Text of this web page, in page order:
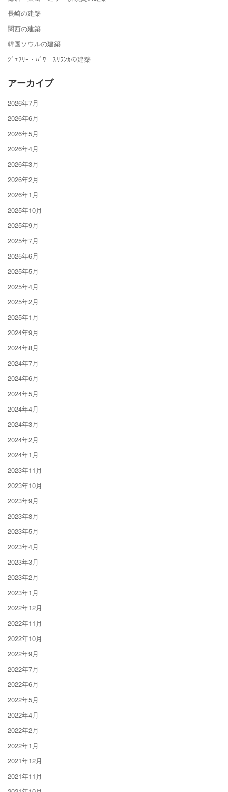
長崎の建築
関西の建築
韓国ソウルの建築
ｼﾞｪﾌﾘｰ・ﾊﾞﾜ ｽﾘﾗﾝｶの建築
アーカイブ
2026年7月
2026年6月
2026年5月
2026年4月
2026年3月
2026年2月
2026年1月
2025年10月
2025年9月
2025年7月
2025年6月
2025年5月
2025年4月
2025年2月
2025年1月
2024年9月
2024年8月
2024年7月
2024年6月
2024年5月
2024年4月
2024年3月
2024年2月
2024年1月
2023年11月
2023年10月
2023年9月
2023年8月
2023年5月
2023年4月
2023年3月
2023年2月
2023年1月
2022年12月
2022年11月
2022年10月
2022年9月
2022年7月
2022年6月
2022年5月
2022年4月
2022年2月
2022年1月
2021年12月
2021年11月